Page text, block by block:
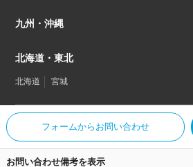
フォームからお問い合わせ
お問い合わせ備考を表示
九州・沖縄
北海道・東北
北海道 宮城
© SHOOTEST